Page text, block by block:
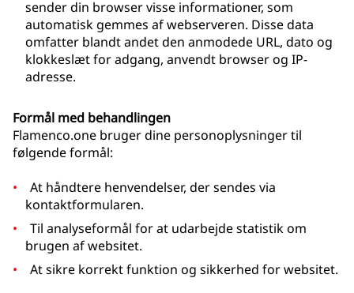
sender din browser visse informationer, som
automatisk gemmes af webserveren. Disse data
omfatter blandt andet den anmodede URL, dato og
klokkeslæt for adgang, anvendt browser og IP-
adresse.
Formål med behandlingen
Flamenco.one bruger dine personoplysninger til
følgende formål:
At håndtere henvendelser, der sendes via
kontaktformularen.
Til analyseformål for at udarbejde statistik om
brugen af websitet.
At sikre korrekt funktion og sikkerhed for websitet.